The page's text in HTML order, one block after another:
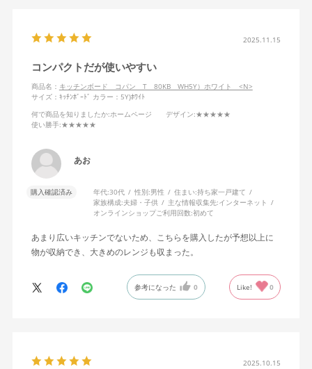
2025.11.15
コンパクトだが使いやすい
商品名： キッチンボード コパン T 80KB WH5Y）ホワイト <N>
サイズ：ｷｯﾁﾝﾎﾞｰﾄﾞ カラー：5Y)ﾎﾜｲﾄ
何で商品を知りましたか:ホームページ デザイン:★★★★★
使い勝手:★★★★★
あお
購入確認済み 年代:30代 性別:男性 住まい:持ち家一戸建て
家族構成:夫婦・子供 主な情報収集先:インターネット
オンラインショップご利用回数:初めて
あまり広いキッチンでないため、こちらを購入したが予想以上に
物が収納でき、大きめのレンジも収まった。
参考になった 0 Like! 0
2025.10.15